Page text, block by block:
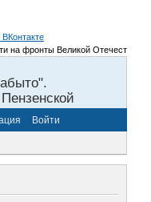
на фронты Великой
Войти